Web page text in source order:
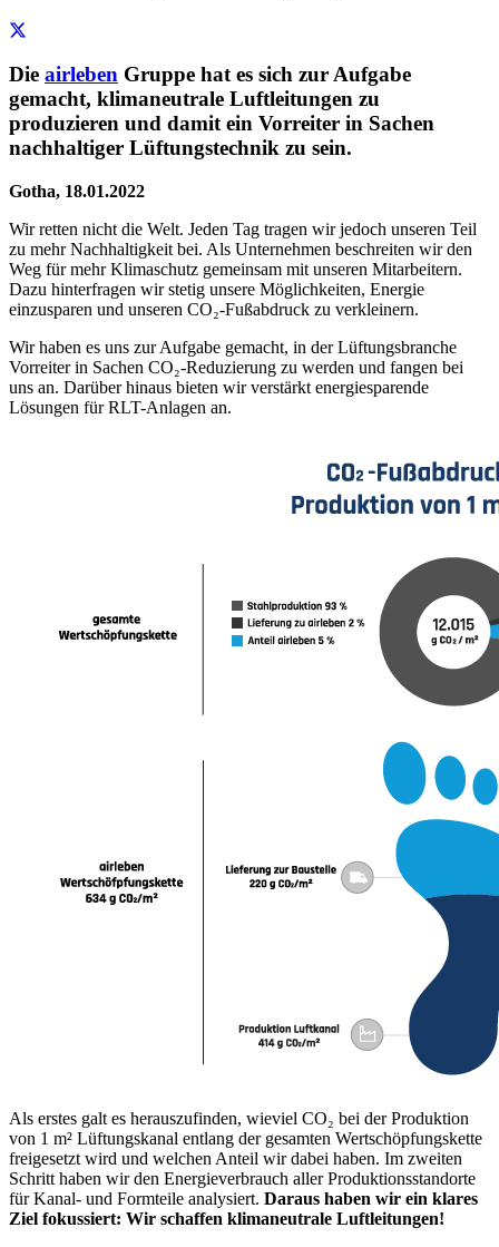
Die airleben Gruppe hat es sich zur Aufgabe
gemacht, klimaneutrale Luftleitungen zu
produzieren und damit ein Vorreiter in Sachen
nachhaltiger Lüftungstechnik zu sein.
Gotha, 18.01.2022
Wir retten nicht die Welt. Jeden Tag tragen wir jedoch unseren Teil
zu mehr Nachhaltigkeit bei. Als Unternehmen beschreiten wir den
Weg für mehr Klimaschutz gemeinsam mit unseren Mitarbeitern.
Dazu hinterfragen wir stetig unsere Möglichkeiten, Energie
einzusparen und unseren CO₂-Fußabdruck zu verkleinern.
Wir haben es uns zur Aufgabe gemacht, in der Lüftungsbranche
Vorreiter in Sachen CO₂-Reduzierung zu werden und fangen bei
uns an. Darüber hinaus bieten wir verstärkt energiesparende
Lösungen für RLT-Anlagen an.
Als erstes galt es herauszufinden, wieviel CO₂ bei der Produktion
von 1 m² Lüftungskanal entlang der gesamten Wertschöpfungskette
freigesetzt wird und welchen Anteil wir dabei haben. Im zweiten
Schritt haben wir den Energieverbrauch aller Produktionsstandorte
für Kanal- und Formteile analysiert. Daraus haben wir ein klares
Ziel fokussiert: Wir schaffen klimaneutrale Luftleitungen!